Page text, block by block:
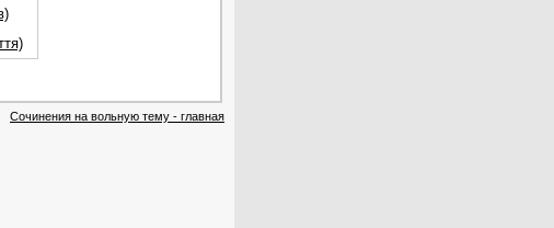
Сочинения на вольную тему - главная